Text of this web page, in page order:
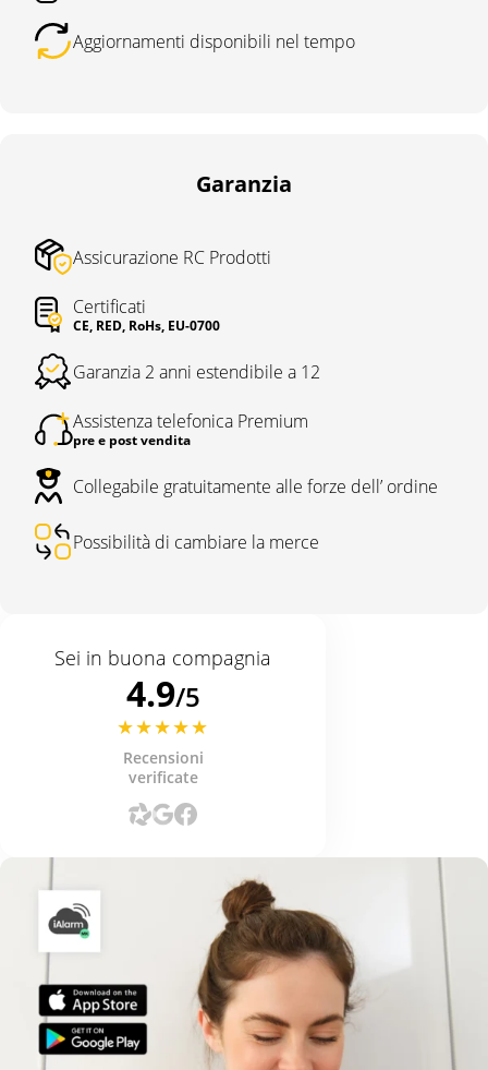
Aggiornamenti disponibili nel tempo
Garanzia
Assicurazione RC Prodotti
Certificati
CE, RED, RoHs, EU-0700
Garanzia 2 anni estendibile a 12
Assistenza telefonica Premium
pre e post vendita
Collegabile gratuitamente alle forze dell’ ordine
Possibilità di cambiare la merce
Sei in buona compagnia
4.9/5
Recensioni
verificate